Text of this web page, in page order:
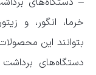
خرما، انگور، و
بتوانند این
دستگاه‌های